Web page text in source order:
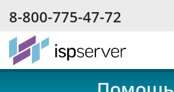
8-800-775-47-72